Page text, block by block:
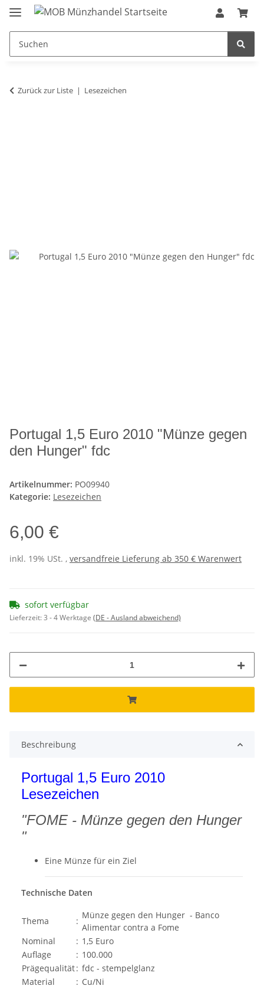
Zurück zur Liste Lesezeichen
Portugal 1,5 Euro 2010 "Münze gegen
den Hunger" fdc
Artikelnummer: PO09940
Kategorie: Lesezeichen
6,00 €
inkl. 19% USt. , versandfreie Lieferung ab 350 € Warenwert
sofort verfügbar
Lieferzeit:3 - 4 Werktage (DE - Ausland abweichend)
Beschreibung
Portugal 1,5 Euro 2010
Lesezeichen
"FOME - Münze gegen den Hunger
"
Eine Münze für ein Ziel
Technische Daten
Thema :
Münze gegen den Hunger - Banco
Alimentar contra a Fome
Nominal
: 1,5 Euro
Auflage
: 100.000
Prägequalität: fdc - stempelglanz
Material
: Cu/Ni